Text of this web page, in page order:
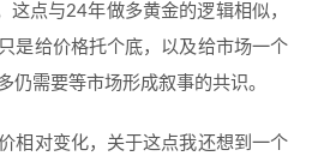
这点与24年做多黄金的逻辑相似，
是给价格托个底，以及给市场一个
仍需要等市场形成叙事的共识。
相对变化，关于这点我还想到一个